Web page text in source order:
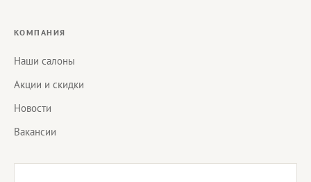
КОМПАНИЯ
Наши салоны
Акции и скидки
Новости
Вакансии